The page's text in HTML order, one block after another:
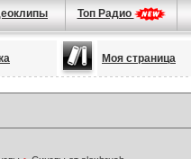
Топ Радио
Моя страница